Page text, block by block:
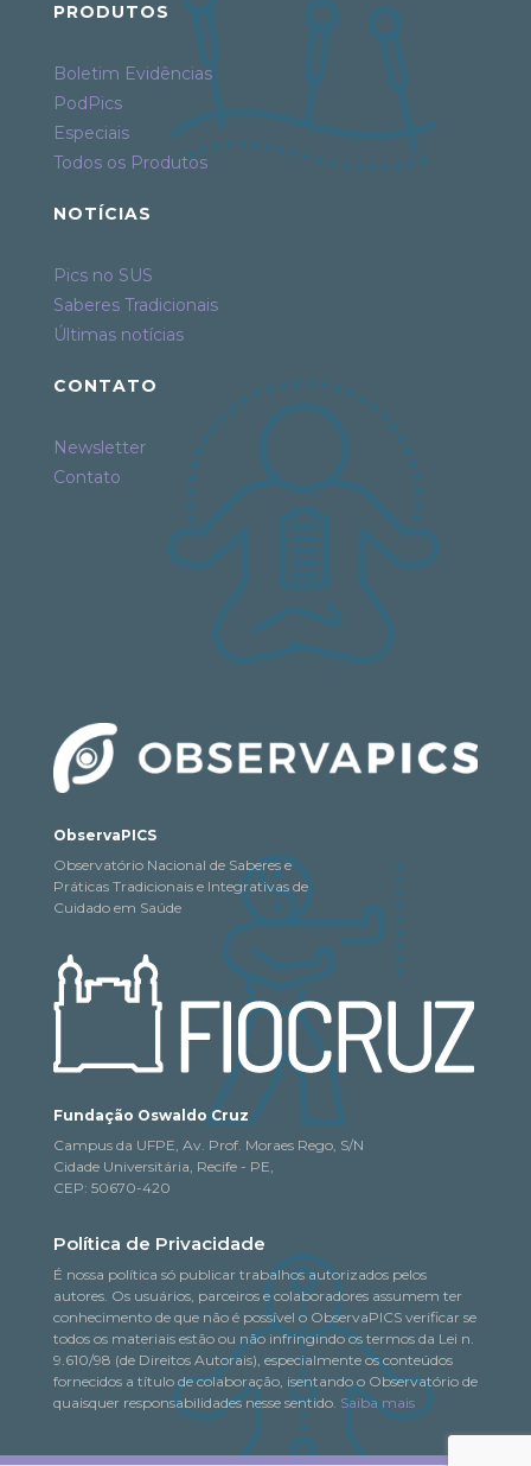
PRODUTOS
Boletim Evidências
PodPics
Especiais
Todos os Produtos
NOTÍCIAS
Pics no SUS
Saberes Tradicionais
Últimas notícias
CONTATO
Newsletter
Contato
ObservaPICS
Observatório Nacional de Saberes e
Práticas Tradicionais e Integrativas de
Cuidado em Saúde
Fundação Oswaldo Cruz
Campus da UFPE, Av. Prof. Moraes Rego, S/N
Cidade Universitária, Recife - PE,
CEP: 50670-420
Política de Privacidade
É nossa política só publicar trabalhos autorizados pelos
autores. Os usuários, parceiros e colaboradores assumem ter
conhecimento de que não é possível o ObservaPICS verificar se
todos os materiais estão ou não infringindo os termos da Lei n.
9.610/98 (de Direitos Autorais), especialmente os conteúdos
fornecidos a título de colaboração, isentando o Observatório de
quaisquer responsabilidades nesse sentido. Saiba mais